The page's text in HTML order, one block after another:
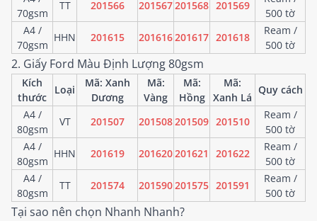
70gsm
TT 201566 201567201568 201569
500 tờ
A4 /
70gsm
HHN 201615 201616201617 201618
Ream /
500 tờ
2. Giấy Ford Màu Định Lượng 80gsm
Kích
thước
Loại
Mã: Xanh
Dương
Mã:
Vàng
Mã:
Hồng
Mã:
Xanh Lá
Quy cách
A4 /
80gsm
VT 201507 201508201509 201510
Ream /
500 tờ
A4 /
80gsm
HHN 201619 201620201621 201622
Ream /
500 tờ
A4 /
80gsm
TT 201574 201590201575 201591
Ream /
500 tờ
Tại sao nên chọn Nhanh Nhanh?